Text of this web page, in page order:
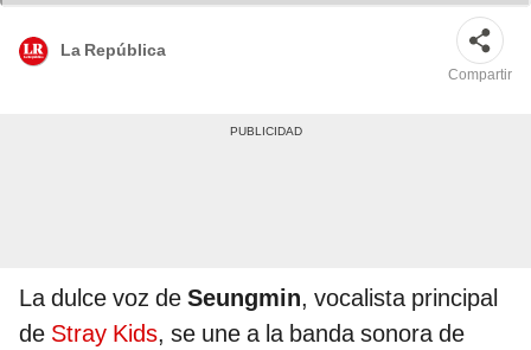
La República
Compartir
La dulce voz de Seungmin, vocalista principal
de Stray Kids, se une a la banda sonora de